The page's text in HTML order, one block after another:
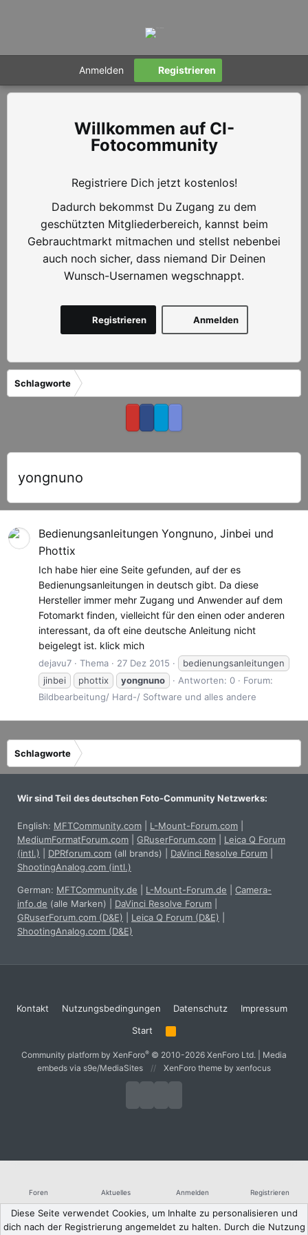
Anmelden Registrieren
CI-
Fotocommunity
Registriere Dich jetzt kostenlos!
Dadurch bekommst Du Zugang zu dem
geschützten Mitgliederbereich, kannst beim
Gebrauchtmarkt mitmachen und stellst nebenbei
auch noch sicher, dass niemand Dir Deinen
Wunsch-Usernamen wegschnappt.
Anmelden
Registrieren
Schlagworte
yongnuno
Bedienungsanleitungen Yongnuno, Jinbei und
Phottix
Ich habe hier eine Seite gefunden, auf der es
Bedienungsanleitungen in deutsch gibt. Da diese
Hersteller immer mehr Zugang und Anwender auf dem
Fotomarkt finden, vielleicht für den einen oder anderen
interessant, da oft eine deutsche Anleitung nicht
beigelegt ist. klick mich
dejavu7 Thema 27 Dez 2015
bedienungsanleitungen
jinbei
phottix yongnuno Antworten: 0
Forum:
Bildbearbeitung/ Hard-/ Software und alles andere
Schlagworte
Wir sind Teil des deutschen Foto-Community Netzwerks:
English: MFTCommunity.com L-Mount-Forum.com
MediumFormatForum.com
GRuserForum.com
Leica Q Forum
(intl.)
DPRforum.com (all brands) DaVinci Resolve Forum
ShootingAnalog.com (intl.)
German: MFTCommunity.de L-Mount-Forum.de
Camera-
info.de (alle Marken) DaVinci Resolve Forum
GRuserForum.com (D&E)
Leica Q Forum (D&E)
ShootingAnalog.com (D&E)
Kontakt Nutzungsbedingungen Datenschutz
Impressum
Start
R
Community platform by XenForo® © 2010-2026 XenForo Ltd.
Media
embeds via s9e/MediaSites
XenForo theme by xenfocus
Foren Aktuelles Anmelden Registrieren
Diese Seite verwendet Cookies, um Inhalte zu personalisieren und
dich nach der Registrierung angemeldet zu halten. Durch die Nutzung